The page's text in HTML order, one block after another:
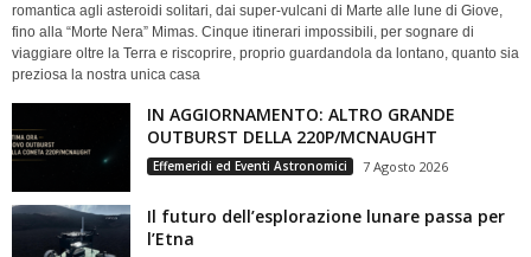
romantica agli asteroidi solitari, dai super-vulcani di Marte alle lune di Giove,
fino alla “Morte Nera” Mimas. Cinque itinerari impossibili, per sognare di
viaggiare oltre la Terra e riscoprire, proprio guardandola da lontano, quanto sia
preziosa la nostra unica casa
IN AGGIORNAMENTO: ALTRO GRANDE
OUTBURST DELLA 220P/MCNAUGHT
Effemeridi ed Eventi Astronomici 7 Agosto 2026
Il futuro dell’esplorazione lunare passa per
l’Etna